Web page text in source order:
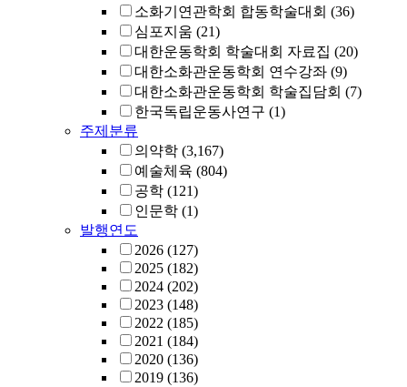
소화기연관학회 합동학술대회 (36)
심포지움 (21)
대한운동학회 학술대회 자료집 (20)
대한소화관운동학회 연수강좌 (9)
대한소화관운동학회 학술집담회 (7)
한국독립운동사연구 (1)
주제분류
의약학 (3,167)
예술체육 (804)
공학 (121)
인문학 (1)
발행연도
2026 (127)
2025 (182)
2024 (202)
2023 (148)
2022 (185)
2021 (184)
2020 (136)
2019 (136)